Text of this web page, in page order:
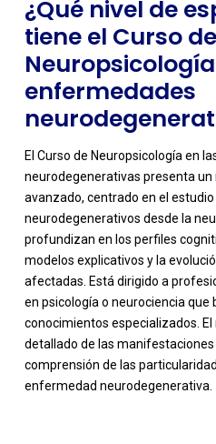
¿Qué nivel de
tiene el Curso de
enfermedades
El Curso de Neuropsicología en
neurodegenerativas presenta un
avanzado, centrado en el
neurodegenerativos desde la
profundizan en los perfiles
modelos explicativos y la
afectadas. Está dirigido a
en psicología o neurociencia que
conocimientos especializados.
detallado de las
comprensión de las
enfermedad neurodegenerativa.
-